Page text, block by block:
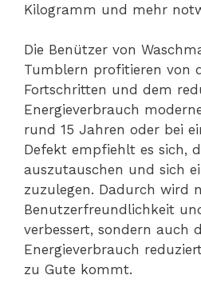
Kilogramm und mehr
Die Benützer von
Tumblern profitieren von
Fortschritten und dem
Energieverbrauch
rund 15 Jahren oder bei
Defekt empfiehlt es sich,
auszutauschen und sich
zuzulegen. Dadurch wird
Benutzerfreundlichkeit
verbessert, sondern auch
Energieverbrauch
zu Gute kommt.